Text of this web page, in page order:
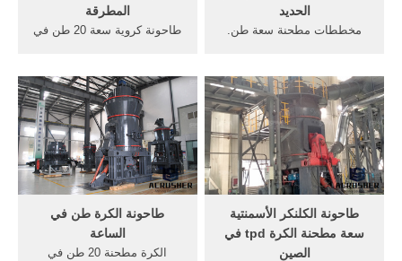
المطرقة
طاحونة كروية سعة 20 طن في
الساعة المطرقة مطحنة إلى
115 طن في قدرة ساعة.
طاحونة المطرقة سعة 75 طن /
ساعة .
الحديد
مخططات مطحنة سعة طن.
طن, هل اصبح العراق بلد
المتنافضات فعال وزارة . أعرف
أكثر; الكرة مطحنة طن
القدرات jampad.
طاحونة الكرة طن في
الساعة
الكرة مطحنة 20 طن في
طاحونة الكلنكر الأسمنتية
سعة مطحنة الكرة tpd في
الصين